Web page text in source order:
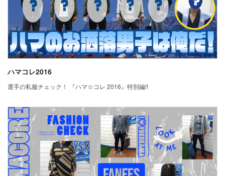
ハマコレ2016
選手の私服チェック！ 『ハマ☆コレ 2016』特別編!!